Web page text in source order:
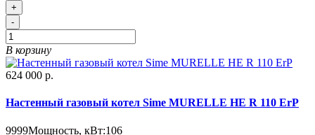
+
-
В корзину
624 000 р.
Настенный газовый котел Sime MURELLE HE R 110 ErP
9999Мощность, кВт:106